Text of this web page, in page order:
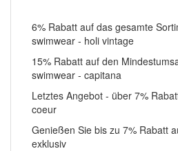
6% Rabatt auf das gesamte
swimwear - holi vintage
15% Rabatt auf den
swimwear - capitana
Letztes Angebot - über 7%
coeur
Genießen Sie bis zu 7% Rabatt
exklusiv